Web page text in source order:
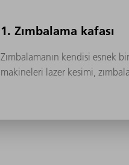
1. Zımbalama kafası
Zımbalamanın kendisi esnek
makineleri lazer kesimi,